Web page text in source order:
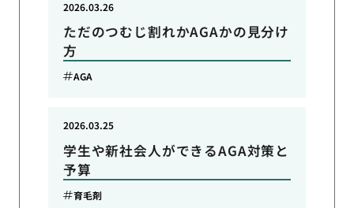
ただのつむじ割れかAGAかの見分け
方
2026.03.26
AGA
学生や新社会人ができるAGA対策と
予算
2026.03.25
育毛剤